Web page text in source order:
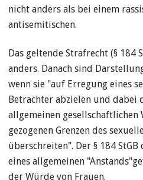
nicht anders als bei einem
antisemitischen.
Das geltende Strafrecht (§ 184
anders. Danach sind
wenn sie "auf Erregung eines
Betrachter abzielen und dabei
allgemeinen
gezogenen Grenzen des
überschreiten". Der § 184
eines allgemeinen
der Würde von Frauen.